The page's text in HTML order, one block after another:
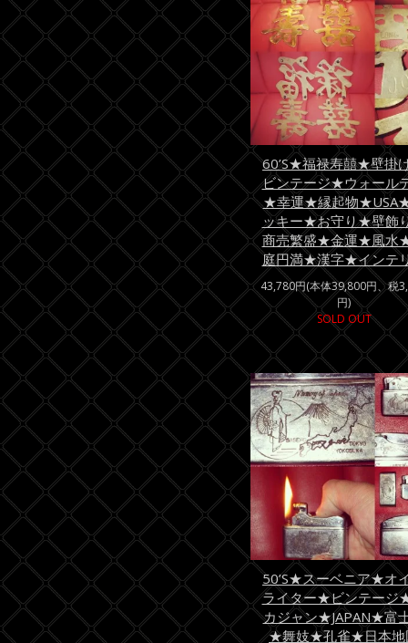
60’S★福禄寿囍★壁掛
ビンテージ★ウォール
★幸運★縁起物
ッキー★お守り★壁飾
商売繁盛★金運★風水
庭円満★漢字★インテ
43,780円(本体39,800円、税
円)
SOLD OUT
50’S★スーベニア★オ
ライター★ビンテージ
カジャン★JAPAN★富
★舞妓★孔雀★日本地